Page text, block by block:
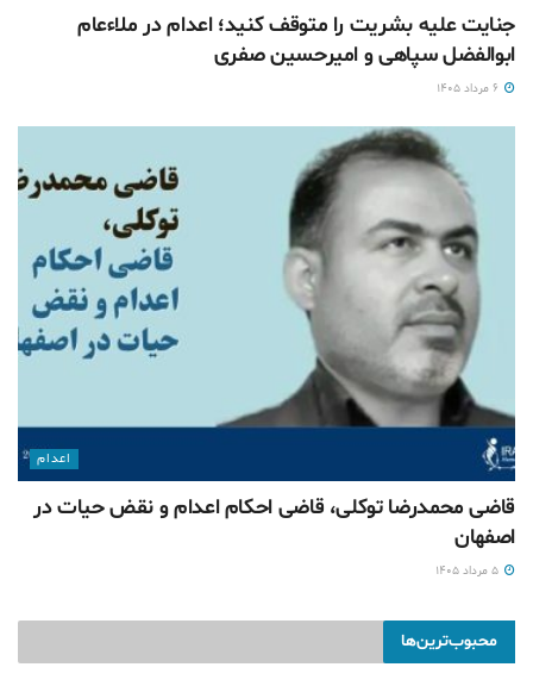
جنایت علیه بشریت را متوقف کنید؛ اعدام در ملاءعام
ابوالفضل سپاهی و امیرحسین صفری
اعدام
قاضی محمدرضا توکلی، قاضی احکام اعدام و نقض حیات در
اصفهان
محبوب‌ترین‌ها